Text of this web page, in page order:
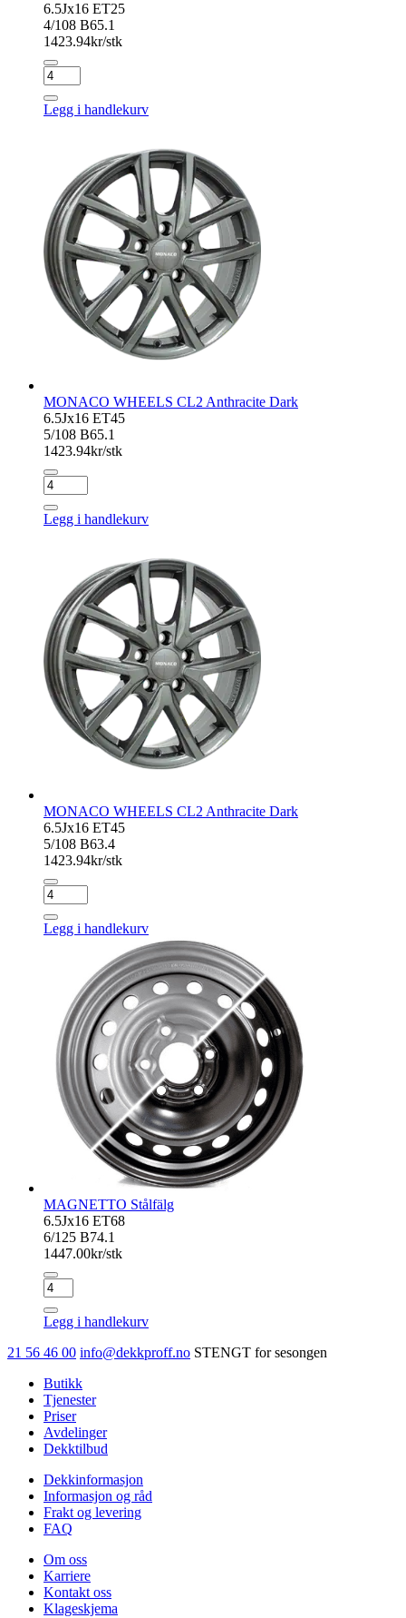
6.5Jx16 ET25
4/108 B65.1
1423.94kr/stk
MONACO
WHEELS
CL2
Anthracite
Legg i handlekurv
MONACO WHEELS CL2 Anthracite Dark
6.5Jx16 ET45
5/108 B65.1
1423.94kr/stk
MONACO
WHEELS
CL2
Anthracite
Legg i handlekurv
MONACO WHEELS CL2 Anthracite Dark
6.5Jx16 ET45
5/108 B63.4
1423.94kr/stk
MONACO
WHEELS
CL2
Anthracite
Legg i handlekurv
MAGNETTO Stålfälg
6.5Jx16 ET68
6/125 B74.1
1447.00kr/stk
MAGNETTO
Stålfälg
antall
Legg i handlekurv
21 56 46 00 info@dekkproff.no STENGT for sesongen
Butikk
Tjenester
Priser
Avdelinger
Dekktilbud
Dekkinformasjon
Informasjon og råd
Frakt og levering
FAQ
Om oss
Karriere
Kontakt oss
Klageskjema